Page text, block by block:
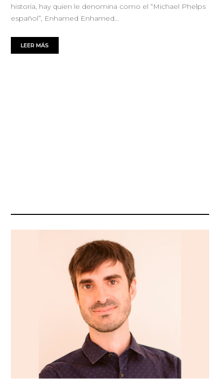
historia, hay quien le denomina como el “Michael Phelps
español”, Enhamed Enhamed…
LEER MÁS